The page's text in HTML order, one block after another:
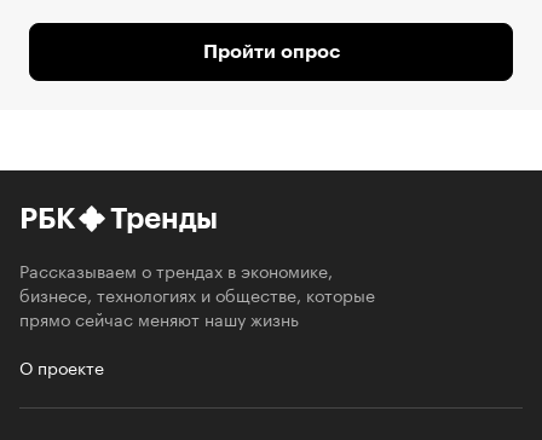
Пройти опрос
РБК Тренды
Рассказываем о трендах в экономике,
бизнесе, технологиях и обществе, которые
прямо сейчас меняют нашу жизнь
О проекте